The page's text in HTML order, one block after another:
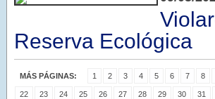
Reserva Ecológica
MÁS PÁGINAS: 1 2 3 4 5 6 7 8
22 23 24 25 26 27 28 29 30 31